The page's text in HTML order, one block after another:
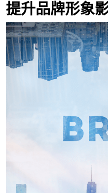
提升品牌形象